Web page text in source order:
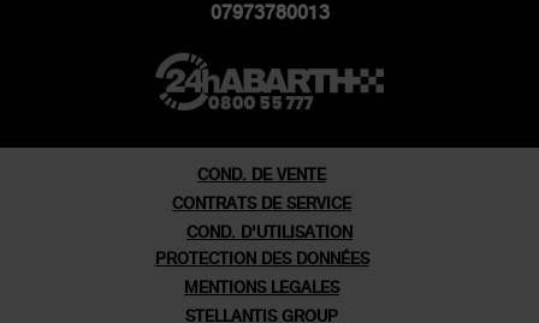
Series speciales
07973780013
COND. DE VENTE
CONTRATS DE SERVICE
COND. D'UTILISATION
PROTECTION DES DONNÉES
MENTIONS LEGALES
STELLANTIS GROUP